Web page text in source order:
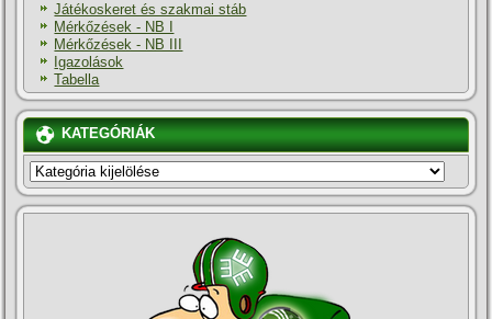
Játékoskeret és szakmai stáb
Mérkőzések - NB I
Mérkőzések - NB III
Igazolások
Tabella
KATEGÓRIÁK
KATEGÓRIÁK